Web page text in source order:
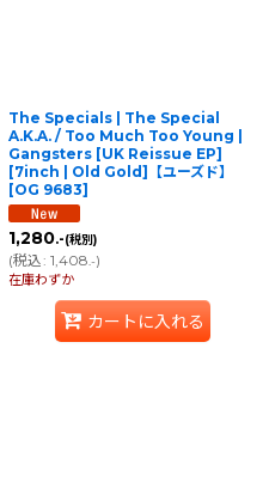
The Specials | The Special
A.K.A. / Too Much Too Young |
Gangsters [UK Reissue EP]
[7inch | Old Gold]【ユーズド】
[OG 9683]
1,280.-(税別)
(税込: 1,408 .-)
在庫わずか
カートに入れる